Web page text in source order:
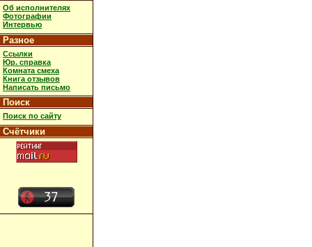
Об исполнителях
Фотографии
Интервью
Разное
Ссылки
Юр. справка
Комната смеха
Книга отзывов
Написать письмо
Поиск
Поиск по сайту
Счётчики